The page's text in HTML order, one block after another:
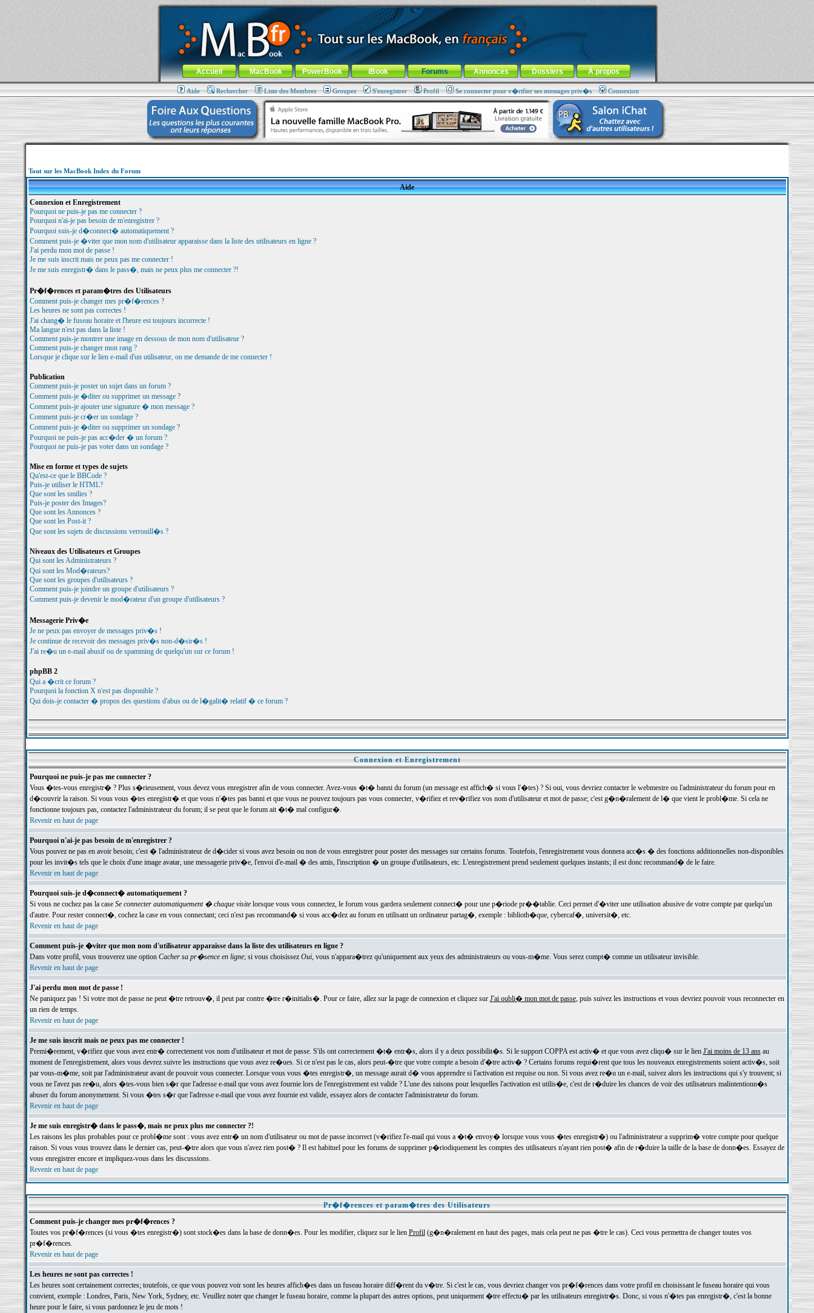
MacBook-fr.com : 100% Apple... 100% nomade !
Aller au contenu-Aller au menu général-Aller au menu de la rubrique
Menu général
Accueil MacBook PowerBook iBook Forums Annonces Dossiers À propos
Aide Rechercher Liste des Membres Groupes S'enregistrer Profil Se connecter pour v�rifier ses messages priv�s Connexion
Tout sur les MacBook Index du Forum
Aide
Connexion et Enregistrement
Pourquoi ne puis-je pas me connecter ?
Pourquoi n'ai-je pas besoin de m'enregistrer ?
Pourquoi suis-je d�connect� automatiquement ?
Comment puis-je �viter que mon nom d'utilisateur apparaisse dans la liste des utilisateurs en ligne ?
J'ai perdu mon mot de passe !
Je me suis inscrit mais ne peux pas me connecter !
Je me suis enregistr� dans le pass�, mais ne peux plus me connecter ?!
Pr�f�rences et param�tres des Utilisateurs
Comment puis-je changer mes pr�f�rences ?
Les heures ne sont pas correctes !
J'ai chang� le fuseau horaire et l'heure est toujours incorrecte !
Ma langue n'est pas dans la liste !
Comment puis-je montrer une image en dessous de mon nom d'utilisateur ?
Comment puis-je changer mon rang ?
Lorsque je clique sur le lien e-mail d'un utilisateur, on me demande de me connecter !
Publication
Comment puis-je poster un sujet dans un forum ?
Comment puis-je �diter ou supprimer un message ?
Comment puis-je ajouter une signature � mon message ?
Comment puis-je cr�er un sondage ?
Comment puis-je �diter ou supprimer un sondage ?
Pourquoi ne puis-je pas acc�der � un forum ?
Pourquoi ne puis-je pas voter dans un sondage ?
Mise en forme et types de sujets
Qu'est-ce que le BBCode ?
Puis-je utiliser le HTML?
Que sont les smilies ?
Puis-je poster des Images?
Que sont les Annonces ?
Que sont les Post-it ?
Que sont les sujets de discussions verrouill�s ?
Niveaux des Utilisateurs et Groupes
Qui sont les Administrateurs ?
Qui sont les Mod�rateurs?
Que sont les groupes d'utilisateurs ?
Comment puis-je joindre un groupe d'utilisateurs ?
Comment puis-je devenir le mod�rateur d'un groupe d'utilisateurs ?
Messagerie Priv�e
Je ne peux pas envoyer de messages priv�s !
Je continue de recevoir des messages priv�s non-d�sir�s !
J'ai re�u un e-mail abusif ou de spamming de quelqu'un sur ce forum !
phpBB 2
Qui a �crit ce forum ?
Pourquoi la fonction X n'est pas disponible ?
Qui dois-je contacter � propos des questions d'abus ou de l�galit� relatif � ce forum ?
Connexion et Enregistrement
Pourquoi ne puis-je pas me connecter ?
Vous �tes-vous enregistr� ? Plus s�rieusement, vous devez vous enregistrer afin de vous connecter. Avez-vous �t� banni du forum (un message est affich� si vous l'�tes) ? Si oui, vous devriez contacter le webmestre ou l'administrateur du forum pour en
d�couvrir la raison. Si vous vous �tes enregistr� et que vous n'�tes pas banni et que vous ne pouvez toujours pas vous connecter, v�rifiez et rev�rifiez vos nom d'utilisateur et mot de passe; c'est g�n�ralement de l� que vient le probl�me. Si cela ne
fonctionne toujours pas, contactez l'administrateur du forum; il se peut que le forum ait �t� mal configur�.
Revenir en haut de page
Pourquoi n'ai-je pas besoin de m'enregistrer ?
Vous pouvez ne pas en avoir besoin; c'est � l'administrateur de d�cider si vous avez besoin ou non de vous enregistrer pour poster des messages sur certains forums. Toutefois, l'enregistrement vous donnera acc�s � des fonctions additionnelles non-disponibles
pour les invit�s tels que le choix d'une image avatar, une messagerie priv�e, l'envoi d'e-mail � des amis, l'inscription � un groupe d'utilisateurs, etc. L'enregistrement prend seulement quelques instants; il est donc recommand� de le faire.
Revenir en haut de page
Pourquoi suis-je d�connect� automatiquement ?
Si vous ne cochez pas la case Se connecter automatiquement � chaque visitelorsque vous vous connectez, le forum vous gardera seulement connect� pour une p�riode pr��tablie. Ceci permet d'�viter une utilisation abusive de votre compte par quelqu'un
d'autre. Pour rester connect�, cochez la case en vous connectant; ceci n'est pas recommand� si vous acc�dez au forum en utilisant un ordinateur partag�, exemple : biblioth�que, cybercaf�, universit�, etc.
Revenir en haut de page
Comment puis-je �viter que mon nom d'utilisateur apparaisse dans la liste des utilisateurs en ligne ?
Dans votre profil, vous trouverez une option Cacher sa pr�sence en ligne; si vous choisissez Oui, vous n'appara�trez qu'uniquement aux yeux des administrateurs ou vous-m�me. Vous serez compt� comme un utilisateur invisible.
Revenir en haut de page
J'ai perdu mon mot de passe !
Ne paniquez pas ! Si votre mot de passe ne peut �tre retrouv�, il peut par contre �tre r�initialis�. Pour ce faire, allez sur la page de connexion et cliquez sur J'ai oubli� mon mot de passe, puis suivez les instructions et vous devriez pouvoir vous reconnecter en
un rien de temps.
Revenir en haut de page
Je me suis inscrit mais ne peux pas me connecter !
Premi�rement, v�rifiez que vous avez entr� correctement vos nom d'utilisateur et mot de passe. S'ils ont correctement �t� entr�s, alors il y a deux possibilit�s. Si le support COPPA est activ� et que vous avez cliqu� sur le lien J'ai moins de 13 ansau
moment de l'enregistrement, alors vous devrez suivre les instructions que vous avez re�ues. Si ce n'est pas le cas, alors peut-�tre que votre compte a besoin d'�tre activ� ? Certains forums requi�rent que tous les nouveaux enregistrements soient activ�s, soit
par vous-m�me, soit par l'administrateur avant de pouvoir vous connecter. Lorsque vous vous �tes enregistr�, un message aurait d� vous apprendre si l'activation est requise ou non. Si vous avez re�u un e-mail, suivez alors les instructions qui s'y trouvent; si
vous ne l'avez pas re�u, alors �tes-vous bien s�r que l'adresse e-mail que vous avez fournie lors de l'enregistrement est valide ? L'une des raisons pour lesquelles l'activation est utilis�e, c'est de r�duire les chances de voir des utilisateurs malintentionn�s
abuser du forum anonymement. Si vous �tes s�r que l'adresse e-mail que vous avez fournie est valide, essayez alors de contacter l'administrateur du forum.
Revenir en haut de page
Je me suis enregistr� dans le pass�, mais ne peux plus me connecter ?!
Les raisons les plus probables pour ce probl�me sont : vous avez entr� un nom d'utilisateur ou mot de passe incorrect (v�rifiez l'e-mail qui vous a �t� envoy� lorsque vous vous �tes enregistr�) ou l'administrateur a supprim� votre compte pour quelque
raison. Si vous vous trouvez dans le dernier cas, peut-�tre alors que vous n'avez rien post� ? Il est habituel pour les forums de supprimer p�riodiquement les comptes des utilisateurs n'ayant rien post� afin de r�duire la taille de la base de donn�es. Essayez de
vous enregistrer encore et impliquez-vous dans les discussions.
Revenir en haut de page
Pr�f�rences et param�tres des Utilisateurs
Comment puis-je changer mes pr�f�rences ?
Toutes vos pr�f�rences (si vous �tes enregistr�) sont stock�es dans la base de donn�es. Pour les modifier, cliquez sur le lien Profil(g�n�ralement en haut des pages, mais cela peut ne pas �tre le cas). Ceci vous permettra de changer toutes vos
pr�f�rences.
Revenir en haut de page
Les heures ne sont pas correctes !
Les heures sont certainement correctes; toutefois, ce que vous pouvez voir sont les heures affich�es dans un fuseau horaire diff�rent du v�tre. Si c'est le cas, vous devriez changer vos pr�f�rences dans votre profil en choisissant le fuseau horaire qui vous
convient, exemple : Londres, Paris, New York, Sydney, etc. Veuillez noter que changer le fuseau horaire, comme la plupart des autres options, peut uniquement �tre effectu� par les utilisateurs enregistr�s. Donc, si vous n'�tes pas enregistr�, c'est la bonne
heure pour le faire, si vous pardonnez le jeu de mots !